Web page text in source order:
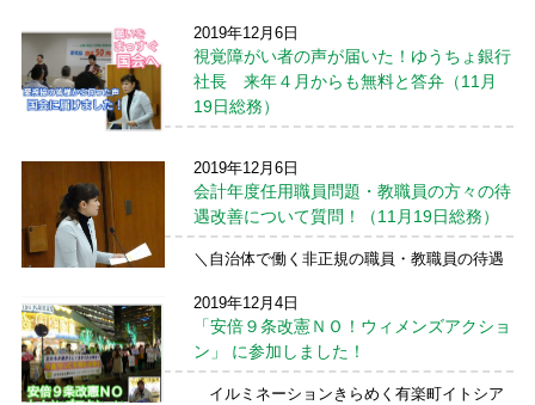
ました。 総理大臣不信任案を出すかどうか
の判断もありましたが、不信任案否決、安倍
首相が信任され、 ... 続きを読む →
2019年12月6日
視覚障がい者の声が届いた！ゆうちょ銀行
社長 来年４月からも無料と答弁（11月
19日総務）
ちょ銀行社長 来年４月からも無料と答弁／
１１月１９日の衆議院総務委員会の質問の
なかで、ゆうちょ銀行の池田憲人社長は、振
り込みを知らせる点字の振替受払通知票の郵
送について、「来 ...続きを読む →
2019年12月6日
会計年度任用職員問題・教職員の方々の待
遇改善について質問！（11月19日総務）
＼自治体で働く非正規の職員・教職員の待遇
１９日の衆議院総務委員会で、自治体で働く
非正規の職員・教職員の方々の待遇改善に役
立つと思われる答弁をいくか取りました。ぜ
ひとも現場の改 ... 続きを読む →
2019年12月4日
「安倍９条改憲ＮＯ！ウィメンズアクショ
ン」 に参加しました！
イルミネーションきらめく有楽町イトシア